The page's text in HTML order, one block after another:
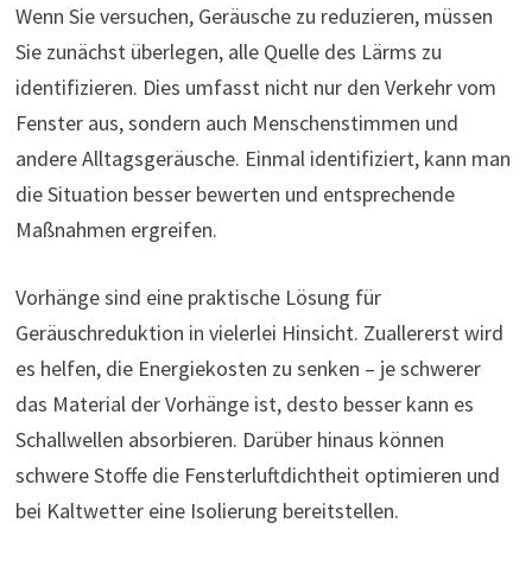
Wenn Sie versuchen, Geräusche zu reduzieren, müssen
Sie zunächst überlegen, alle Quelle des Lärms zu
identifizieren. Dies umfasst nicht nur den Verkehr vom
Fenster aus, sondern auch Menschenstimmen und
andere Alltagsgeräusche. Einmal identifiziert, kann man
die Situation besser bewerten und entsprechende
Maßnahmen ergreifen.
Vorhänge sind eine praktische Lösung für
Geräuschreduktion in vielerlei Hinsicht. Zuallererst wird
es helfen, die Energiekosten zu senken – je schwerer
das Material der Vorhänge ist, desto besser kann es
Schallwellen absorbieren. Darüber hinaus können
schwere Stoffe die Fensterluftdichtheit optimieren und
bei Kaltwetter eine Isolierung bereitstellen.